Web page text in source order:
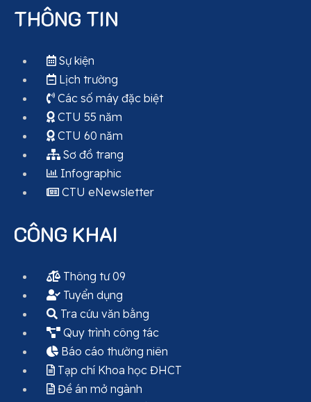
THÔNG TIN
Sự kiện
Lịch trường
Các số máy đặc biệt
CTU 55 năm
CTU 60 năm
Sơ đồ trang
Infographic
CTU eNewsletter
CÔNG KHAI
Thông tư 09
Tuyển dụng
Tra cứu văn bằng
Quy trình công tác
Báo cáo thường niên
Tạp chí Khoa học ĐHCT
Đề án mở ngành